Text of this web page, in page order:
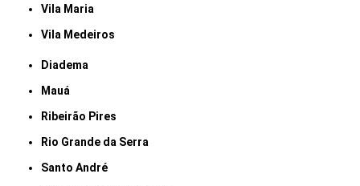
Vila Maria
Vila Medeiros
Diadema
Mauá
Ribeirão Pires
Rio Grande da Serra
Santo André